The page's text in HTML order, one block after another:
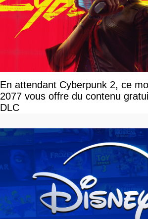
En attendant Cyberpunk 2, ce
2077 vous offre du contenu
DLC